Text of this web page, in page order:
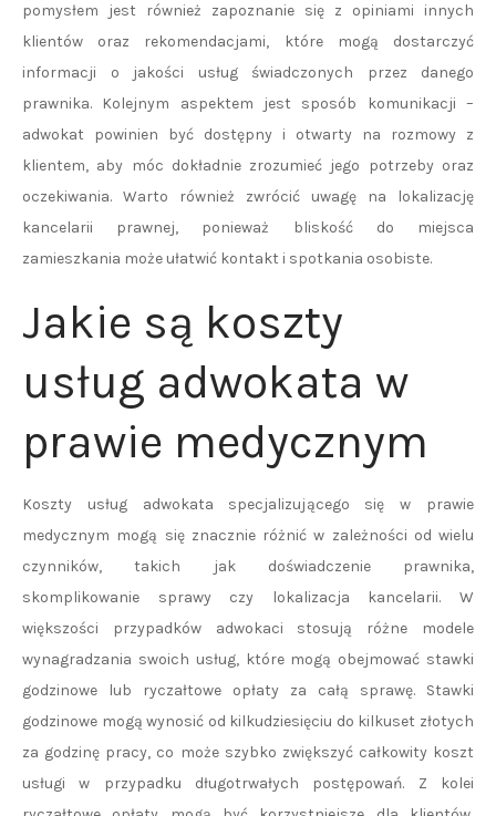
pomysłem jest również zapoznanie się z opiniami innych
klientów oraz rekomendacjami, które mogą dostarczyć
informacji o jakości usług świadczonych przez danego
prawnika. Kolejnym aspektem jest sposób komunikacji –
adwokat powinien być dostępny i otwarty na rozmowy z
klientem, aby móc dokładnie zrozumieć jego potrzeby oraz
oczekiwania. Warto również zwrócić uwagę na lokalizację
kancelarii prawnej, ponieważ bliskość do miejsca
zamieszkania może ułatwić kontakt i spotkania osobiste.
Jakie są koszty
usług adwokata w
prawie medycznym
Koszty usług adwokata specjalizującego się w prawie
medycznym mogą się znacznie różnić w zależności od wielu
czynników, takich jak doświadczenie prawnika,
skomplikowanie sprawy czy lokalizacja kancelarii. W
większości przypadków adwokaci stosują różne modele
wynagradzania swoich usług, które mogą obejmować stawki
godzinowe lub ryczałtowe opłaty za całą sprawę. Stawki
godzinowe mogą wynosić od kilkudziesięciu do kilkuset złotych
za godzinę pracy, co może szybko zwiększyć całkowity koszt
usługi w przypadku długotrwałych postępowań. Z kolei